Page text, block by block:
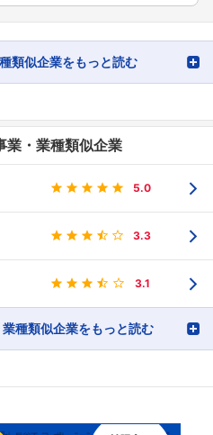
類似企業をもっと読む
業・業種類似企業
5.0
3.3
3.1
種類似企業をもっと読む